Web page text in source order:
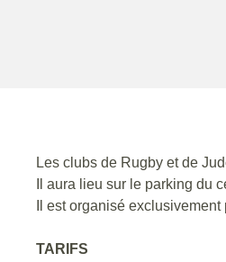
Les clubs de Rugby et de
Il aura lieu sur le parking du
Il est organisé
TARIFS